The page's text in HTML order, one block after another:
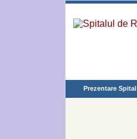
Prezentare Spital